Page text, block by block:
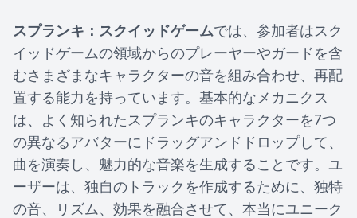
スプランキ：スクイッドゲームでは、参加者はスク
イッドゲームの領域からのプレーヤーやガードを含
むさまざまなキャラクターの音を組み合わせ、再配
置する能力を持っています。基本的なメカニクス
は、よく知られたスプランキのキャラクターを7つ
の異なるアバターにドラッグアンドドロップして、
曲を演奏し、魅力的な音楽を生成することです。ユ
ーザーは、独自のトラックを作成するために、独特
の音、リズム、効果を融合させて、本当にユニーク